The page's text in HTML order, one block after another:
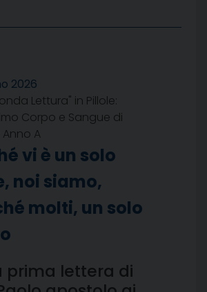
2026
Lettura" in Pillole:
Corpo e Sangue di
A
vi è un solo
noi siamo,
molti, un solo
prima lettera di